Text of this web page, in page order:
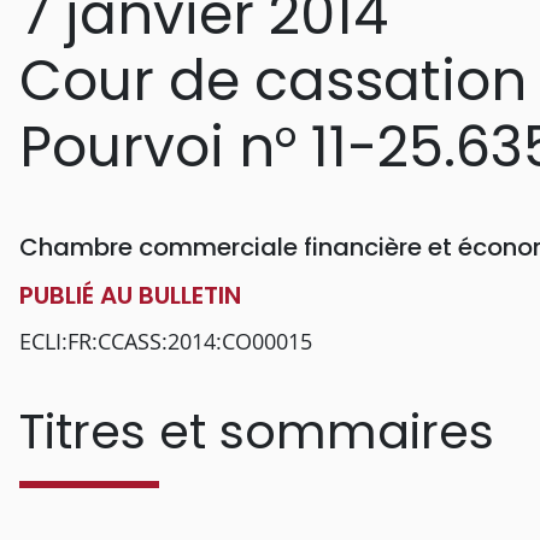
Cour de cassation
Pourvoi n° 11-
Chambre commerciale financière et
PUBLIÉ AU BULLETIN
ECLI:FR:CCASS:2014:CO00015
Titres et sommaires